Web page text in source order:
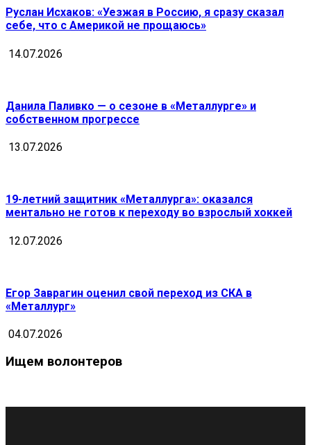
Руслан Исхаков: «Уезжая в Россию, я сразу сказал
себе, что с Америкой не прощаюсь»
14.07.2026
Данила Паливко — о сезоне в «Металлурге» и
собственном прогрессе
13.07.2026
19-летний защитник «Металлурга»: оказался
ментально не готов к переходу во взрослый хоккей
12.07.2026
Егор Заврагин оценил свой переход из СКА в
«Металлург»
04.07.2026
Ищем волонтеров